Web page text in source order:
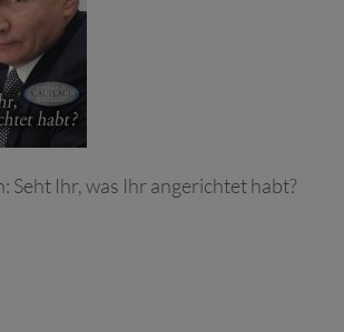
Seht Ihr, was Ihr angerichtet habt?